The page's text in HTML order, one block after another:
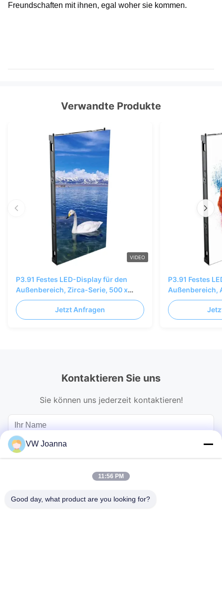
Freundschaften mit ihnen, egal woher sie kommen.
Verwandte Produkte
VIDEO
P3.91 Festes LED-Display für den
Außenbereich, Zirca-Serie, 500 x
1000 mm, für kreatives Modellieren
im Freien
Jetzt Anfragen
P3.91 Festes
Außenbereich,
Zirca-Serie,
Kontaktieren Sie uns
Sie können uns jederzeit kontaktieren!
VW Joanna
11:56 PM
Good day, what product are you looking for?